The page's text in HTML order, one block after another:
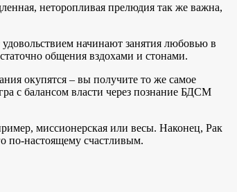
неторопливая прелюдия так же важна,
начинают занятия любовью в
общения вздохами и стонами.
окупятся – вы получите то же самое
с балансом власти через познание БДСМ
миссионерская или весы. Наконец, Рак
по-настоящему счастливым.